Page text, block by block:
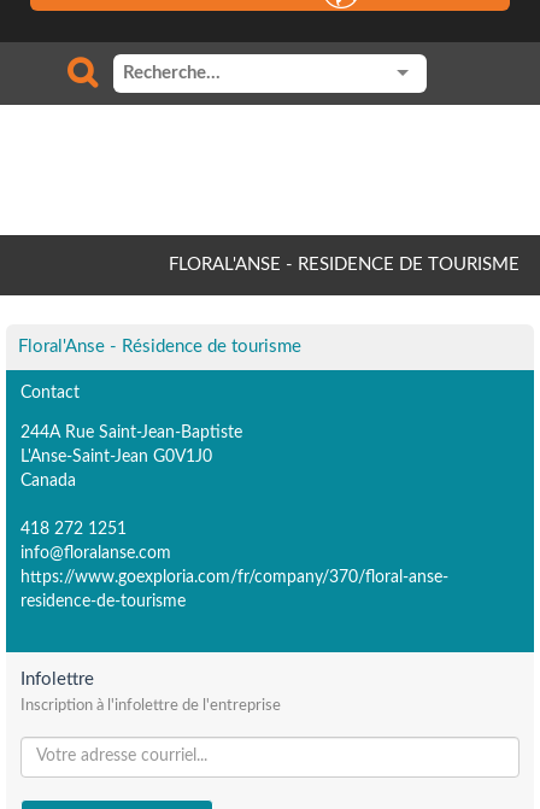
FLORAL'ANSE - RESIDENCE DE TOURISME
Floral'Anse - Résidence de tourisme
Contact
244A Rue Saint-Jean-Baptiste
L'Anse-Saint-Jean G0V1J0
Canada
418 272 1251
info@floralanse.com
https://www.goexploria.com/fr/company/370/floral-anse-
residence-de-tourisme
Infolettre
Inscription à l'infolettre de l'entreprise